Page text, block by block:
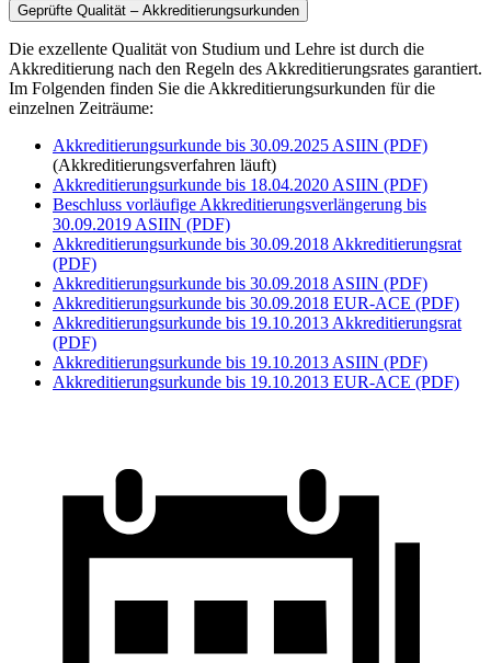
Geprüfte Qualität – Akkreditierungsurkunden
Die exzellente Qualität von Studium und Lehre ist durch die
Akkreditierung nach den Regeln des Akkreditierungsrates garantiert.
Im Folgenden finden Sie die Akkreditierungsurkunden für die
einzelnen Zeiträume:
Akkreditierungsurkunde bis 30.09.2025 ASIIN (PDF)
(Akkreditierungsverfahren läuft)
Akkreditierungsurkunde bis 18.04.2020 ASIIN (PDF)
Beschluss vorläufige Akkreditierungsverlängerung bis
30.09.2019 ASIIN (PDF)
Akkreditierungsurkunde bis 30.09.2018 Akkreditierungsrat
(PDF)
Akkreditierungsurkunde bis 30.09.2018 ASIIN (PDF)
Akkreditierungsurkunde bis 30.09.2018 EUR-ACE (PDF)
Akkreditierungsurkunde bis 19.10.2013 Akkreditierungsrat
(PDF)
Akkreditierungsurkunde bis 19.10.2013 ASIIN (PDF)
Akkreditierungsurkunde bis 19.10.2013 EUR-ACE (PDF)